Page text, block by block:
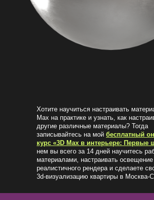
Хотите научиться настраивать
Max на практике и узнать, как
другие различные материалы? Тогда
записывайтесь на мой бесплатный
курс «3D Max в интерьере: Первые
нем вы всего за 14 дней научитесь
материалами, настраивать
реалистичного рендера и сделаете
3d-визуализацию квартиры в Москва-